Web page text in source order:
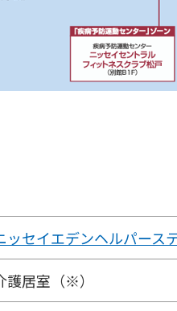
ッセイエデンヘルパース
護居室 （※）